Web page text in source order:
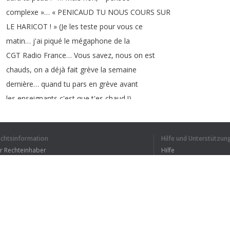
complexe »… « PENICAUD TU NOUS COURS SUR
LE HARICOT ! » (Je les teste pour vous ce
matin… j'ai piqué le mégaphone de la
CGT Radio France… Vous savez, nous on est
chauds, on a déjà fait grève la semaine
dernière… quand tu pars en grève avant
les enseignants c'est que t'es chaud !).
courroux…Dites
J'ai testé pour vous deux trois slogans
Rechteinhaber
Hilfe und
Hilfe